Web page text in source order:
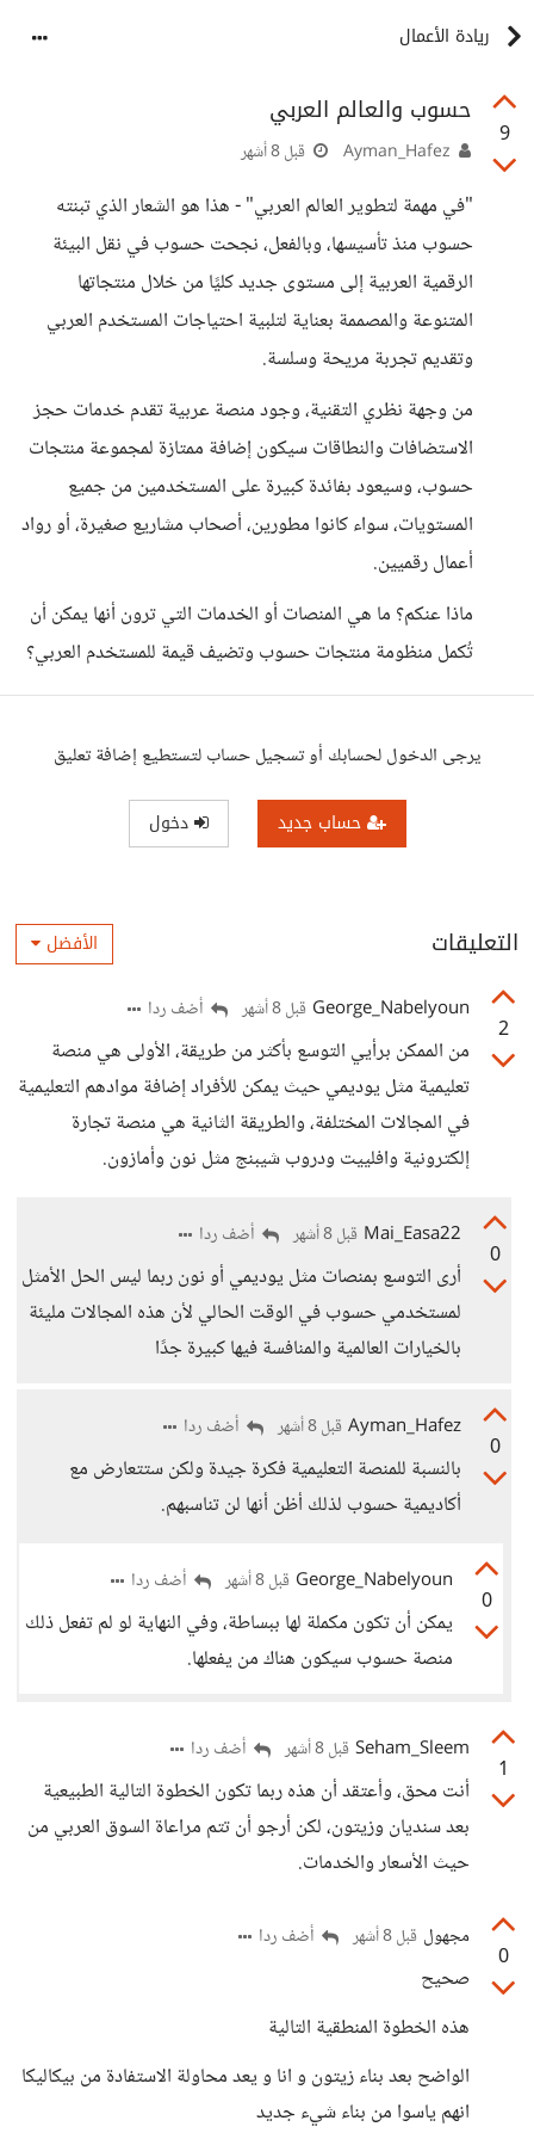
ريادة الأعمال
9
حسوب والعالم العربي
قبل 8 أشهر
"في مهمة لتطوير العالم العربي" - هذا هو الشعار الذي تبنته
حسوب منذ تأسيسها، وبالفعل، نجحت حسوب في نقل البيئة
الرقمية العربية إلى مستوى جديد كليًا من خلال منتجاتها
المتنوعة والمصممة بعناية لتلبية احتياجات المستخدم العربي
وتقديم تجربة مريحة وسلسة.
من وجهة نظري التقنية، وجود منصة عربية تقدم خدمات حجز
الاستضافات والنطاقات سيكون إضافة ممتازة لمجموعة منتجات
حسوب، وسيعود بفائدة كبيرة على المستخدمين من جميع
المستويات، سواء كانوا مطورين، أصحاب مشاريع صغيرة، أو رواد
أعمال رقميين.
ماذا عنكم؟ ما هي المنصات أو الخدمات التي ترون أنها يمكن أن
تُكمل منظومة منتجات حسوب وتضيف قيمة للمستخدم العربي؟
يرجى الدخول لحسابك أو تسجيل حساب لتستطيع إضافة تعليق
حساب جديد دخول
التعليقات الأفضل
2
George_Nabelyoun قبل 8 أشهر أضف ردا
من الممكن برأيي التوسع بأكثر من طريقة، الأولى هي منصة
تعليمية مثل يوديمي حيث يمكن للأفراد إضافة موادهم التعليمية
في المجالات المختلفة، والطريقة الثانية هي منصة تجارة
إلكترونية وافلييت ودروب شيبنج مثل نون وأمازون.
0
Mai_Easa22 قبل 8 أشهر أضف ردا
أرى التوسع بمنصات مثل يوديمي أو نون ربما ليس الحل الأمثل
لمستخدمي حسوب في الوقت الحالي لأن هذه المجالات مليئة
بالخيارات العالمية والمنافسة فيها كبيرة جدًا
0
Ayman_Hafez قبل 8 أشهر أضف ردا
بالنسبة للمنصة التعليمية فكرة جيدة ولكن ستتعارض مع
أكاديمية حسوب لذلك أظن أنها لن تناسبهم.
0
George_Nabelyoun قبل 8 أشهر أضف ردا
يمكن أن تكون مكملة لها ببساطة، وفي النهاية لو لم تفعل ذلك
منصة حسوب سيكون هناك من يفعلها.
1
Seham_Sleem قبل 8 أشهر أضف ردا
أنت محق، وأعتقد أن هذه ربما تكون الخطوة التالية الطبيعية
بعد سنديان وزيتون، لكن أرجو أن تتم مراعاة السوق العربي من
حيث الأسعار والخدمات.
0
مجهول قبل 8 أشهر أضف ردا
صحيح
هذه الخطوة المنطقية التالية
الواضح بعد بناء زيتون و انا و يعد محاولة الاستفادة من بيكاليكا
انهم ياسوا من بناء شيء جديد